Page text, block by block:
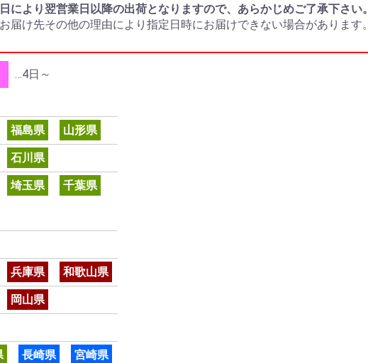
より翌営業日以降の出荷となりますので、あらかじめご了承下さい。
け先その他の理由により指定日時にお届けできない場合があります。
…4日～
福島県 山形県
石川県
埼玉県 千葉県
兵庫県 和歌山県
岡山県
長崎県 宮崎県